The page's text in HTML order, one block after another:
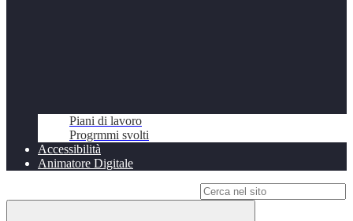
Piani di lavoro
Progrmmi svolti
Accessibilità
Animatore Digitale